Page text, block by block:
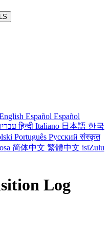
Español Español
עבריתहिन्दी Italiano 日本語 한국
Português Русскийसंस्कृत
简体中文 繁體中文 isiZulu
Log